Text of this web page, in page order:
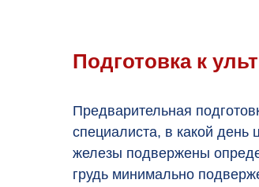
Подготовка к
Предварительная
специалиста, в какой
железы подвержены
грудь минимально